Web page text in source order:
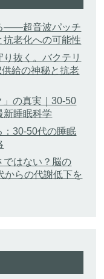
——超音波パッチ
抗老化への可能性
抜く。バクテリ
給の神秘と抗老
の真実｜30-50
新睡眠科学
30-50代の睡眠
ではない？脳の
からの代謝低下を